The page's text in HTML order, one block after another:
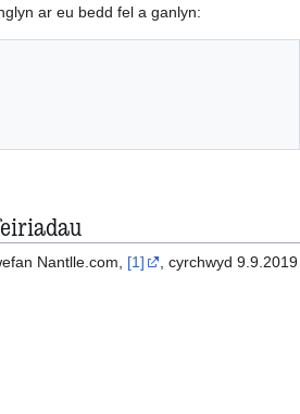
ar eu bedd fel a ganlyn:
Nantlle.com, [1] , cyrchwyd 9.9.2019